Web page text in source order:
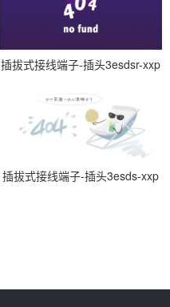
插拔式接线端子-插头3esdsr-xxp
插拔式接线端子-插头3esds-xxp